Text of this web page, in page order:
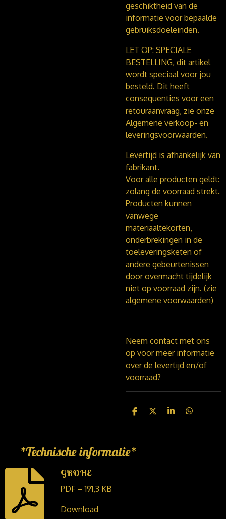
geschiktheid van de
informatie voor bepaalde
gebruiksdoeleinden.
LET OP: SPECIALE
BESTELLING, dit artikel
wordt speciaal voor jou
besteld. Dit heeft
consequenties voor een
retouraanvraag, zie onze
Algemene verkoop- en
leveringsvoorwaarden.
Levertijd is afhankelijk van
fabrikant.
Voor alle producten geldt:
zolang de voorraad strekt.
Producten kunnen
vanwege
materiaaltekorten,
onderbrekingen in de
toeleveringsketen of
andere gebeurtenissen
door overmacht tijdelijk
niet op voorraad zijn. (zie
algemene voorwaarden)
Neem contact met ons
op voor meer informatie
over de levertijd en/of
voorraad?
D
n
D
S
D
*Technische informatie*
GROHE
PDF – 191,3 KB
Download